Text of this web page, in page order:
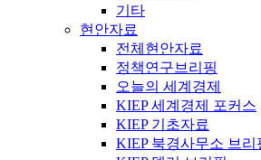
기타
현안자료
전체현안자료
정책연구브리핑
오늘의 세계경제
KIEP 세계경제 포커스
KIEP 기초자료
KIEP 북경사무소 브리